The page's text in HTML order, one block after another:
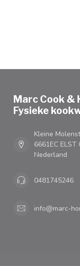
Marc Cook &
Fysieke
Kleine
6661EC
Nederland
0481745246
info@marc-